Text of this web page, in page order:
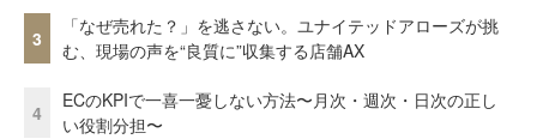
3
「なぜ売れた？」を逃さない。ユナイテッドアローズが挑
む、現場の声を“良質に”収集する店舗AX
4
ECのKPIで一喜一憂しない方法〜月次・週次・日次の正し
い役割分担〜